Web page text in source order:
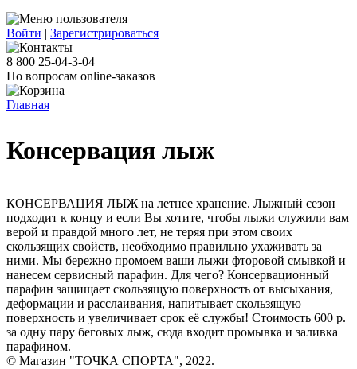
Войти | Зарегистрироваться
8 800 25-04-3-04
По вопросам online-заказов
Главная
Консервация лыж
КОНСЕРВАЦИЯ ЛЫЖ на летнее хранение. Лыжный сезон
подходит к концу и если Вы хотите, чтобы лыжи служили вам
верой и правдой много лет, не теряя при этом своих
скользящих свойств, необходимо правильно ухаживать за
ними. Мы бережно промоем ваши лыжи фторовой смывкой и
нанесем сервисный парафин. Для чего? Консервационный
парафин защищает скользящую поверхность от высыхания,
деформации и расслаивания, напитывает скользящую
поверхность и увеличивает срок её службы! Стоимость 600 р.
за одну пару беговых лыж, сюда входит промывка и заливка
парафином.
© Магазин "ТОЧКА СПОРТА", 2022.